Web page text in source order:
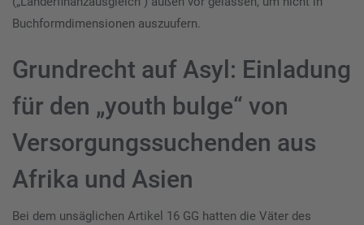
Buchformdimensionen auszuufern.
Grundrecht auf Asyl: Einladung
für den „youth bulge“ von
Versorgungssuchenden aus
Afrika und Asien
Bei dem unsäglichen Artikel 16 GG hatten die Väter des